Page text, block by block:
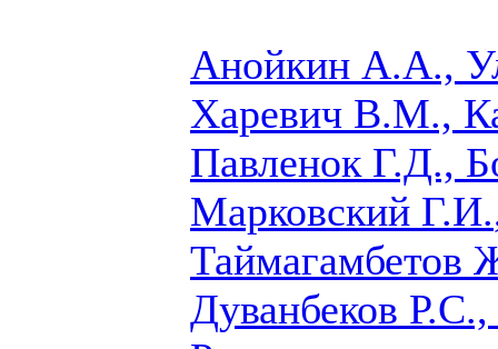
Анойкин А.А.,
Харевич В.М.,
Павленок Г.Д.,
Марковский Г.И.
Таймагамбетов
Дуванбеков